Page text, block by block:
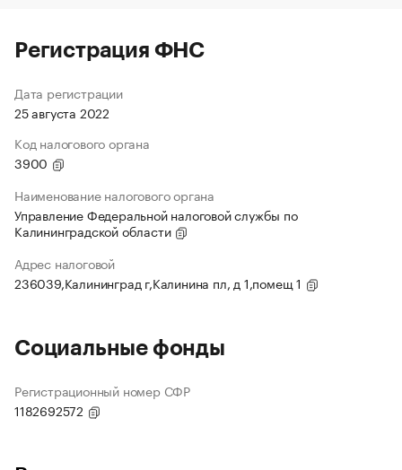
Регистрация ФНС
Дата регистрации
25 августа 2022
Код налогового органа
3900
Наименование налогового органа
Управление Федеральной налоговой службы по
Калининградской области
Адрес налоговой
236039,Калининград г,Калинина пл, д 1,помещ 1
Социальные фонды
Регистрационный номер СФР
1182692572